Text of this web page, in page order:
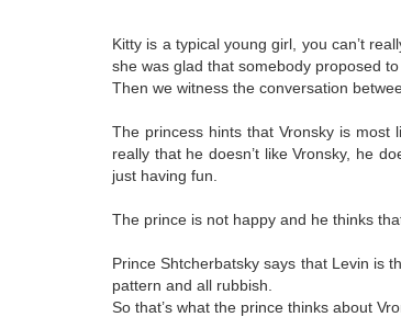
Kitty is a typical young girl, you can’t
she was glad that somebody proposed to
Then we witness the conversation
The princess hints that Vronsky is
really that he doesn’t like Vronsky, he
just having fun.
The prince is not happy and he thinks
Prince Shtcherbatsky says that Levin is
pattern and all rubbish.
So that’s what the prince thinks about